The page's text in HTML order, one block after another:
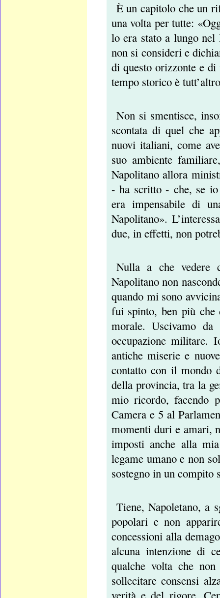
È un capitolo che un
una volta per tutte:
lo era stato a lungo
non si consideri e
di questo orizzonte e
tempo storico è
Non si smentisce,
scontata di quel che
nuovi italiani, come
suo ambiente
Napolitano allora
- ha scritto - che, se io
era impensabile di
Napolitano».
due, in effetti, non
Nulla a che vedere
Napolitano non
quando mi sono
fui spinto, ben più che
morale. Uscivamo
occupazione militare.
antiche miserie e
contatto con il mondo
della provincia, tra la
mio ricordo, facendo
Camera e 5 al
momenti duri e amari,
imposti anche alla
legame umano e non
sostegno in un
Tiene, Napoletano, a
popolari e non
concessioni alla
alcuna intenzione di
qualche volta che
sollecitare consensi